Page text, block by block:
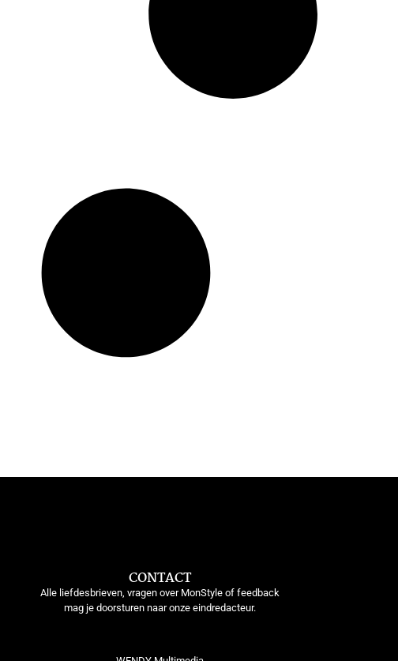
CONTACT
Alle liefdesbrieven, vragen over MonStyle of feedback
mag je doorsturen naar onze eindredacteur.